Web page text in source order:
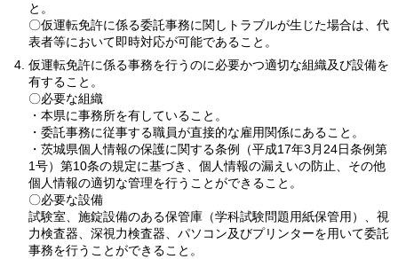
と。
〇仮運転免許に係る委託事務に関しトラブルが生じた場合は、代
表者等において即時対応が可能であること。
仮運転免許に係る事務を行うのに必要かつ適切な組織及び設備を
有すること。
〇必要な組織
・本県に事務所を有していること。
・委託事務に従事する職員が直接的な雇用関係にあること。
・茨城県個人情報の保護に関する条例（平成17年3月24日条例第
1号）第10条の規定に基づき、個人情報の漏えいの防止、その他
個人情報の適切な管理を行うことができること。
〇必要な設備
試験室、施錠設備のある保管庫（学科試験問題用紙保管用）、視
力検査器、深視力検査器、パソコン及びプリンターを用いて委託
事務を行うことができること。